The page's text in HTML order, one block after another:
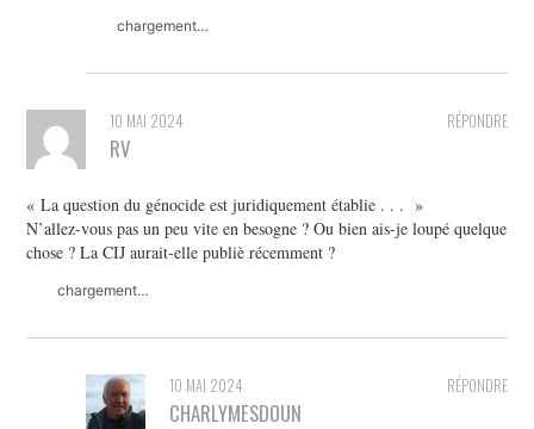
chargement…
RÉPONDRE
10 MAI 2024
RV
« La question du génocide est juridiquement établie . . . »
N’allez-vous pas un peu vite en besogne ? Ou bien ais-je loupé quelque
chose ? La CIJ aurait-elle publiè récemment ?
chargement…
RÉPONDRE
10 MAI 2024
CHARLYMESDOUN